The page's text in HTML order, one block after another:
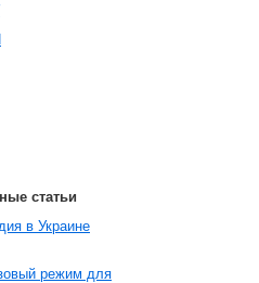
статьи
в Украине
режим для